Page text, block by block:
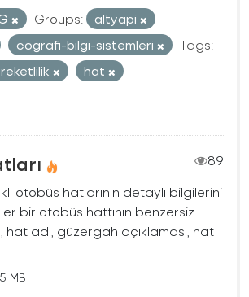
Groups:
altyapi
cografi-bilgi-sistemleri
Tags:
hat
89
otobüs hatlarının detaylı bilgilerini
bir otobüs hattının benzersiz
hat adı, güzergah açıklaması, hat
MB